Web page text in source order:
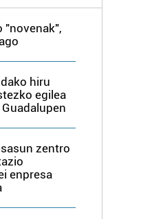
"novenak",
hiru
egilea
zentro
enpresa